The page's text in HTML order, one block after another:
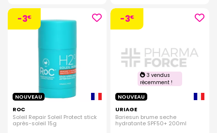
-3€
NOUVEAU
ROC
Soleil Repair Soleil Protect stick
après-soleil 15g
-3€
NOUVEAU
3 vendus
récemment !
URIAGE
Bariesun brume seche
hydratante SPF50+ 200ml